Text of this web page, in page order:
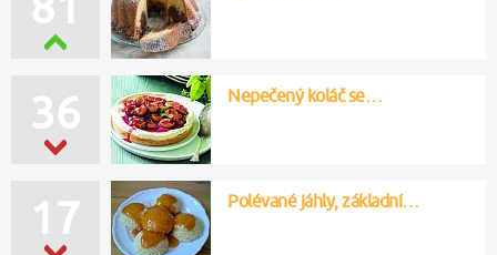
36 Nepečený koláč se…
17 Polévané jáhly, základní…